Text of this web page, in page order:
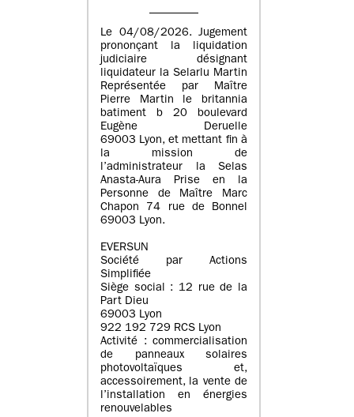
Le 04/08/2026. Jugement
prononçant la liquidation
judiciaire désignant
liquidateur la Selarlu Martin
Représentée par Maître
Pierre Martin le britannia
batiment b 20 boulevard
Eugène Deruelle
69003 Lyon, et mettant fin à
la mission de
l’administrateur la Selas
Anasta-Aura Prise en la
Personne de Maître Marc
Chapon 74 rue de Bonnel
69003 Lyon.
EVERSUN
Société par Actions
Simplifiée
Siège social : 12 rue de la
Part Dieu
69003 Lyon
922 192 729 RCS Lyon
Activité : commercialisation
de panneaux solaires
photovoltaïques et,
accessoirement, la vente de
l’installation en énergies
renouvelables